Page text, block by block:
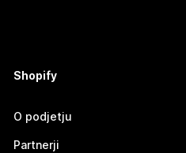
Shopify
O podjetju
Partnerji